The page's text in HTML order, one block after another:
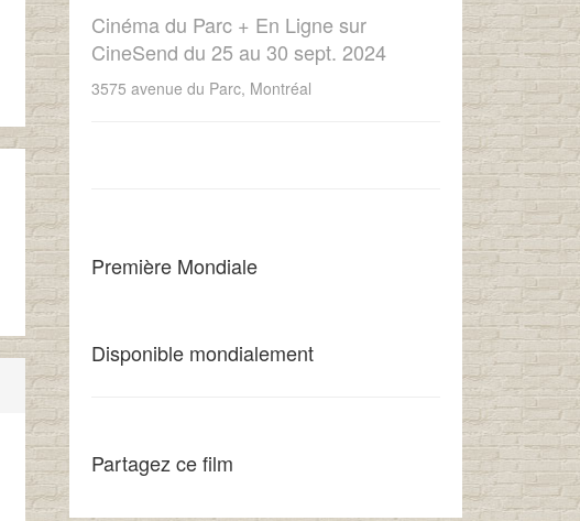
Cinéma du Parc + En Ligne sur
CineSend du 25 au 30 sept. 2024
3575 avenue du Parc, Montréal
Première Mondiale
Disponible mondialement
Partagez ce film